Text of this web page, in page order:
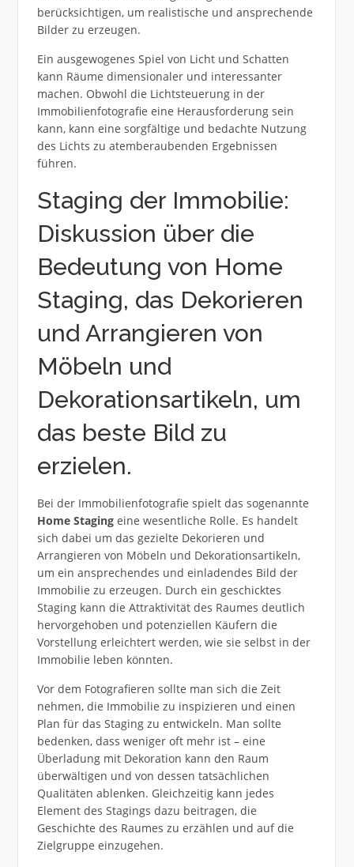
berücksichtigen, um realistische und ansprechende
Bilder zu erzeugen.
Ein ausgewogenes Spiel von Licht und Schatten
kann Räume dimensionaler und interessanter
machen. Obwohl die Lichtsteuerung in der
Immobilienfotografie eine Herausforderung sein
kann, kann eine sorgfältige und bedachte Nutzung
des Lichts zu atemberaubenden Ergebnissen
führen.
Staging der Immobilie:
Diskussion über die
Bedeutung von Home
Staging, das Dekorieren
und Arrangieren von
Möbeln und
Dekorationsartikeln, um
das beste Bild zu
erzielen.
Bei der Immobilienfotografie spielt das sogenannte
Home Stagingeine wesentliche Rolle. Es handelt
sich dabei um das gezielte Dekorieren und
Arrangieren von Möbeln und Dekorationsartikeln,
um ein ansprechendes und einladendes Bild der
Immobilie zu erzeugen. Durch ein geschicktes
Staging kann die Attraktivität des Raumes deutlich
hervorgehoben und potenziellen Käufern die
Vorstellung erleichtert werden, wie sie selbst in der
Immobilie leben könnten.
Vor dem Fotografieren sollte man sich die Zeit
nehmen, die Immobilie zu inspizieren und einen
Plan für das Staging zu entwickeln. Man sollte
bedenken, dass weniger oft mehr ist – eine
Überladung mit Dekoration kann den Raum
überwältigen und von dessen tatsächlichen
Qualitäten ablenken. Gleichzeitig kann jedes
Element des Stagings dazu beitragen, die
Geschichte des Raumes zu erzählen und auf die
Zielgruppe einzugehen.